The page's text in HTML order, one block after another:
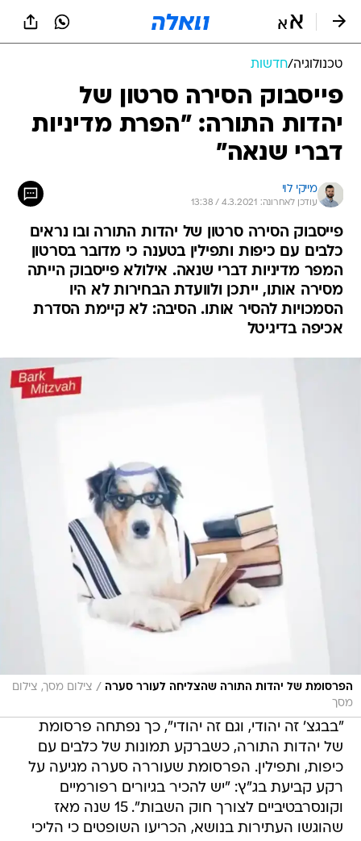
טכנולוגיה/חדשות
פייסבוק הסירה סרטון של
יהדות התורה: "הפרת מדיניות
דברי שנאה"
מייקי לוי
עודכן לאחרונה: 4.3.2021 / 13:38
פייסבוק הסירה סרטון של יהדות התורה ובו נראים
כלבים עם כיפות ותפילין בטענה כי מדובר בסרטון
המפר מדיניות דברי שנאה. אילולא פייסבוק הייתה
מסירה אותו, ייתכן ולוועדת הבחירות לא היו
הסמכויות להסיר אותו. הסיבה: לא קיימת הסדרת
אכיפה בדיגיטל
הפרסומת של יהדות התורה שהצליחה לעורר סערה / צילום מסך, צילום
מסך
"בבגצ' זה יהודי, וגם זה יהודי", כך נפתחה פרסומת
של יהדות התורה, כשברקע תמונות של כלבים עם
כיפות, ותפילין. הפרסומת שעוררה סערה מגיעה על
רקע קביעת בג"ץ: "יש להכיר בגיורים רפורמיים
וקונסרבטיביים לצורך חוק השבות". 15 שנה מאז
שהוגשו העתירות בנושא, הכריעו השופטים כי הליכי